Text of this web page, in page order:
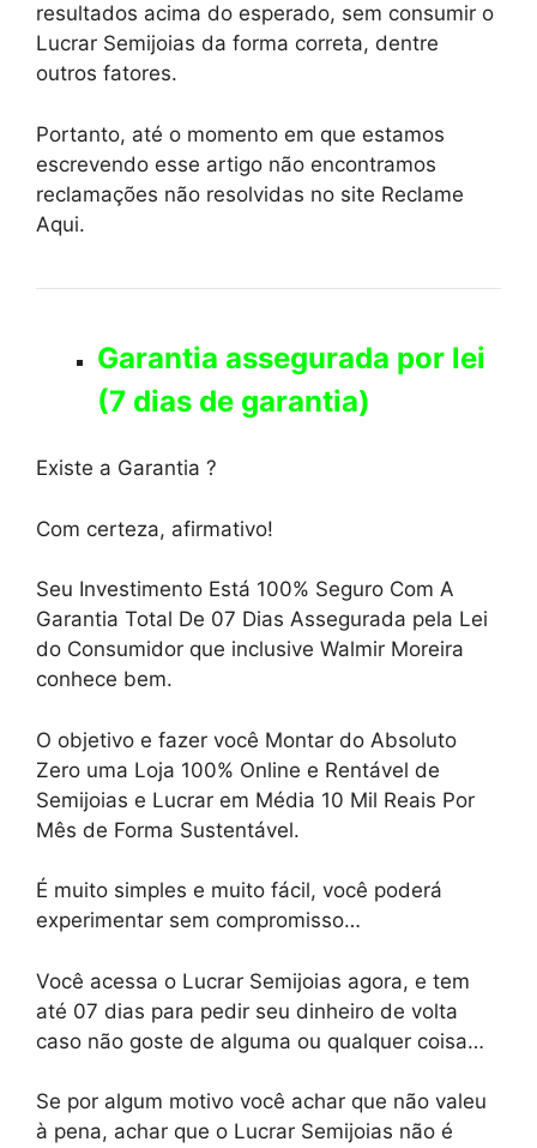
resultados acima do esperado, sem consumir o
Lucrar Semijoias da forma correta, dentre
outros fatores.
Portanto, até o momento em que estamos
escrevendo esse artigo não encontramos
reclamações não resolvidas no site Reclame
Aqui.
Garantia assegurada por lei
(7 dias de garantia)
Existe a Garantia ?
Com certeza, afirmativo!
Seu Investimento Está 100% Seguro Com A
Garantia Total De 07 Dias Assegurada pela Lei
do Consumidor que inclusive Walmir Moreira
conhece bem.
O objetivo e fazer você Montar do Absoluto
Zero uma Loja 100% Online e Rentável de
Semijoias e Lucrar em Média 10 Mil Reais Por
Mês de Forma Sustentável.
É muito simples e muito fácil, você poderá
experimentar sem compromisso…
Você acessa o Lucrar Semijoias agora, e tem
até 07 dias para pedir seu dinheiro de volta
caso não goste de alguma ou qualquer coisa…
Se por algum motivo você achar que não valeu
à pena, achar que o Lucrar Semijoias não é